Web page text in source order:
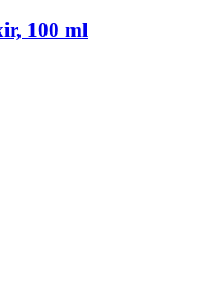
100 ml